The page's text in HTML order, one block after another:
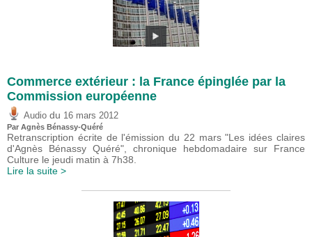
Commerce extérieur : la France épinglée par la
Commission européenne
Audio du 16 mars 2012
Par Agnès Bénassy-Quéré
Retranscription écrite de l'émission du 22 mars "Les idées claires
d'Agnès Bénassy Quéré", chronique hebdomadaire sur France
Culture le jeudi matin à 7h38.
Lire la suite >